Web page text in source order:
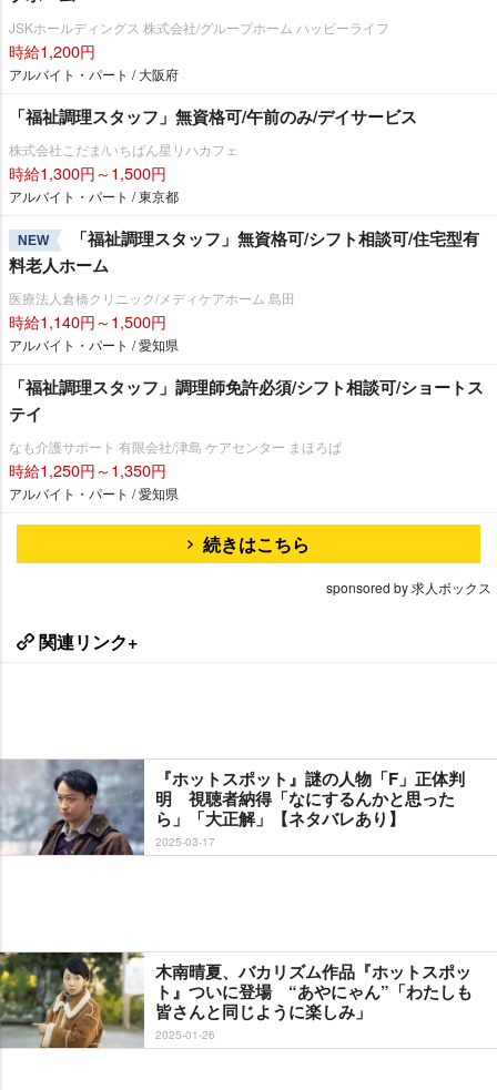
JSKホールディングス 株式会社/グループホーム ハッピーライフ
時給1,200円
アルバイト・パート / 大阪府
「福祉調理スタッフ」無資格可/午前のみ/デイサービス
株式会社こだま/いちばん星リハカフェ
時給1,300円～1,500円
アルバイト・パート / 東京都
NEW
「福祉調理スタッフ」無資格可/シフト相談可/住宅型有
料老人ホーム
医療法人倉橋クリニック/メディケアホーム 島田
時給1,140円～1,500円
アルバイト・パート / 愛知県
「福祉調理スタッフ」調理師免許必須/シフト相談可/ショートス
テイ
なも介護サポート 有限会社/津島 ケアセンター まほろば
時給1,250円～1,350円
アルバイト・パート / 愛知県
続きはこちら
sponsored by 求人ボックス
関連リンク+
『ホットスポット』謎の人物「F」正体判
明 視聴者納得「なにするんかと思った
ら」「大正解」【ネタバレあり】
2025-03-17
木南晴夏、バカリズム作品『ホットスポッ
ト』ついに登場 “あやにゃん”「わたしも
皆さんと同じように楽しみ」
2025-01-26